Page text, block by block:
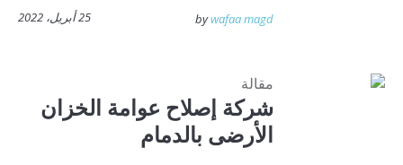
25 أبريل، 2022 bywafaa magd
مقالة
شركة إصلاح عوامة الخزان
الأرضى بالدمام